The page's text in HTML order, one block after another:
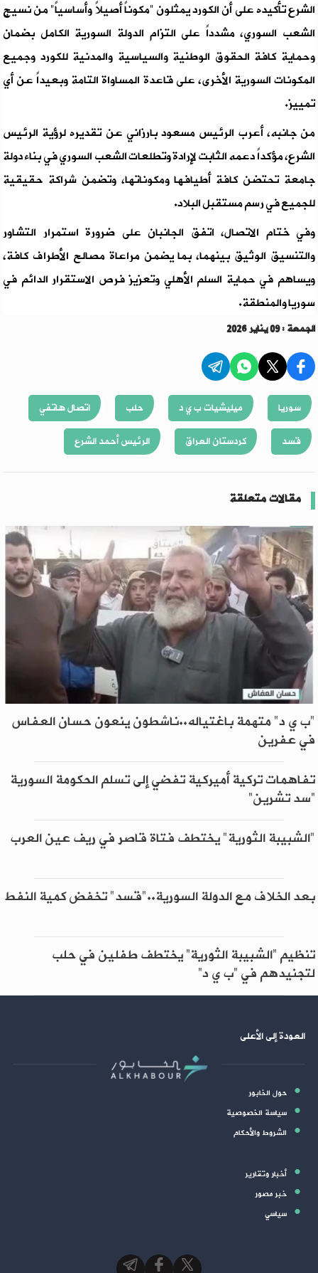
الشرع تأكيده على أن الكورد يمثلون "مكوناً أصيلاً وأساسياً" من نسيج
الشعب السوري، مشدداً على التزام الدولة السورية الكامل بضمان
وحماية كافة الحقوق الوطنية والسياسية والمدنية للكورد وجميع
المكونات السورية الأخرى، على قاعدة المساواة التامة وبعيداً عن أي
تمييز.
من جانبه، أعرب الرئيس مسعود بارزاني عن تقديره لرؤية الرئيس
الشرع، مؤكداً دعمه الثابت لإرادة وتطلعات الشعب السوري في بناء دولة
جامعة تحتضن كافة أطيافها ومكوناتها، وتضمن شراكة حقيقية
للجميع في رسم مستقبل البلاد.
وفي ختام الاتصال، اتفق الجانبان على ضرورة استمرار التشاور
والتنسيق الوثيق بينهما، بما يضمن مراعاة مصالح الأطراف كافة،
ويساهم في حماية السلم الأهلي وتعزيز فرص الاستقرار الدائم في
سوريا والمنطقة.
الجمعة : 09 يناير 2026
سوريا ميليشيات ب ي د حلب
اتصال هاتفي
قسد
كردستان العراق الرئيس أحمد الشرع
مقالات متعلقة
"ب ي د" متهمة باغتياله..ناشطون ينعون حسان العفاس
في عفرين
تفاهمات تركية أميركية تفضي إلى تسلم الحكومة السورية
“سد تشرين”
"الشبيبة الثورية" يختطف فتاة قاصر في ريف عين العرب
بعد الخلاف مع الدولة السورية.."قسد" تخفض كمية النفط
تنظيم “الشبيبة الثورية” يختطف طفلين في حلب
لتجنيدهم في “ب ي د”
العودة إلى الأعلى
حول الخابور
سياسة الخصوصية
الشروط والأحكام
أخبار وتقارير
خبر مصور
سياسي